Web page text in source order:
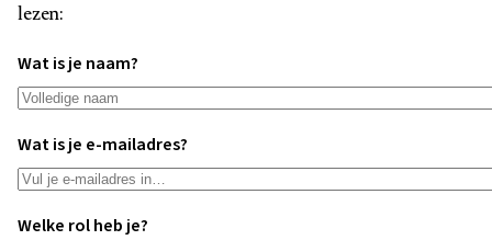
lezen:
Wat is je naam?
Wat is je e-mailadres?
Welke rol heb je?